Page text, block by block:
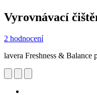
Vyrovnávací
2 hodnocení
lavera Freshness & Balance